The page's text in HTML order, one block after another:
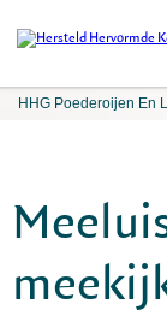
HHG Poederoijen En